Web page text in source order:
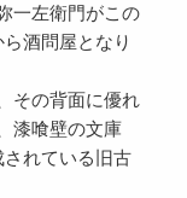
一左衛門がこの
酒問屋となり
その背面に優れ
漆喰壁の文庫
れている旧古